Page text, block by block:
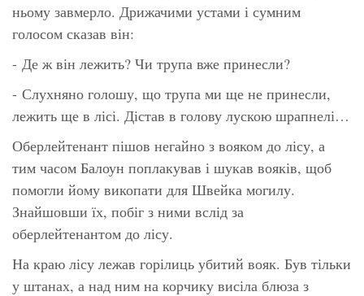
ньому завмерло. Дрижачими устами і сумним
голосом сказав він:
- Де ж він лежить? Чи трупа вже принесли?
- Слухняно голошу, що трупа ми ще не принесли,
лежить ще в лісі. Дістав в голову лускою шрапнелі…
Оберлейтенант пішов негайно з вояком до лісу, а
тим часом Балоун поплакував і шукав вояків, щоб
помогли йому викопати для Швейка могилу.
Знайшовши їх, побіг з ними вслід за
оберлейтенантом до лісу.
На краю лісу лежав горілиць убитий вояк. Був тільки
у штанах, а над ним на корчику висіла блюза з